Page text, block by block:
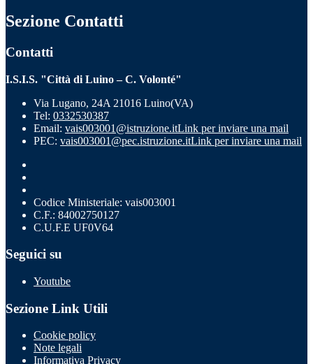
Sezione Contatti
Contatti
I.S.I.S. "Città di Luino – C. Volonté"
Via Lugano, 24A 21016 Luino(VA)
Tel: 0332530387
Email: vais003001@istruzione.itLink per inviare una mail
PEC: vais003001@pec.istruzione.itLink per inviare una mail
Codice Ministeriale: vais003001
C.F.: 84002750127
C.U.F.E UF0V64
Seguici su
Youtube
Sezione Link Utili
Cookie policy
Note legali
Informativa Privacy